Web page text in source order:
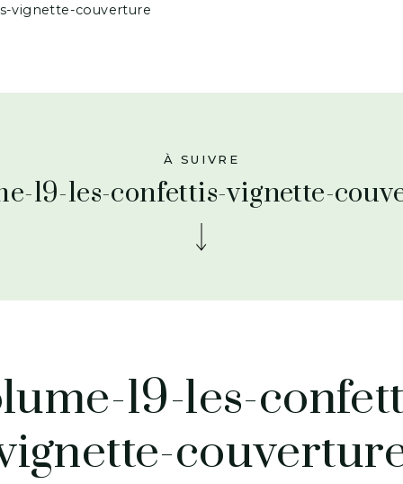
vignette-couverture
À SUIVRE
19-les-confettis-vignette-
19-les-